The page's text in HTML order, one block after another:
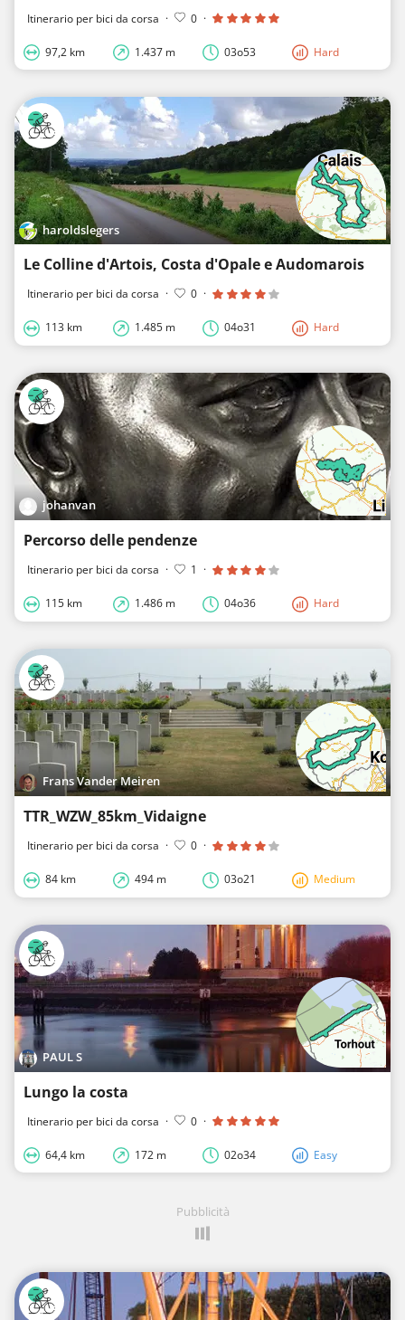
Itinerario per bici da corsa · 0 ·
97,2 km 1.437 m 03o53 Hard
haroldslegers
Le Colline d'Artois, Costa d'Opale e Audomarois
Itinerario per bici da corsa · 0 ·
113 km 1.485 m 04o31 Hard
johanvan
Percorso delle pendenze
Itinerario per bici da corsa · 1 ·
115 km 1.486 m 04o36 Hard
Frans Vander Meiren
TTR_WZW_85km_Vidaigne
Itinerario per bici da corsa · 0 ·
84 km 494 m 03o21 Medium
PAUL S
Lungo la costa
Itinerario per bici da corsa · 0 ·
64,4 km 172 m 02o34 Easy
Pubblicità